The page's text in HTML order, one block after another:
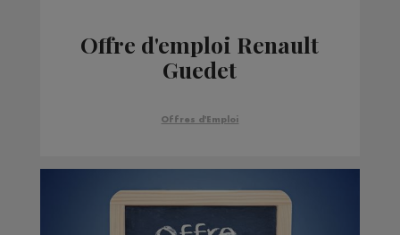
Offre d'emploi Renault
Guedet
Offres d'Emploi